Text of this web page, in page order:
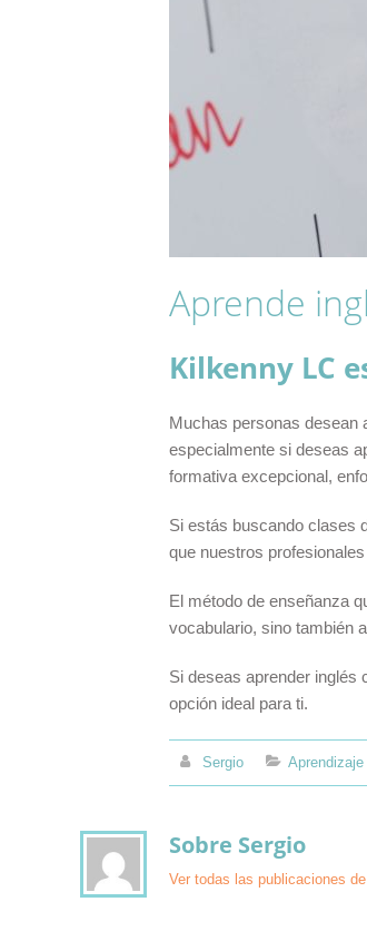
Aprende
Kilkenny LC
Muchas personas desean
especialmente si deseas
formativa excepcional,
Si estás buscando clases
que nuestros
El método de enseñanza
vocabulario, sino también
Si deseas aprender inglés
opción ideal para ti.
Sergio Aprendizaje
Sobre Sergio
Ver todas las publicaciones